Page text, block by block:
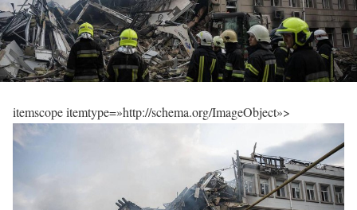
itemscope itemtype=»http://schema.org/ImageObject»>